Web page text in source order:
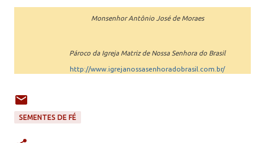
Monsenhor Antônio José de Moraes
Pároco da Igreja Matriz de Nossa Senhora do Brasil
http://www.igrejanossasenhoradobrasil.com.br/
SEMENTES DE FÉ